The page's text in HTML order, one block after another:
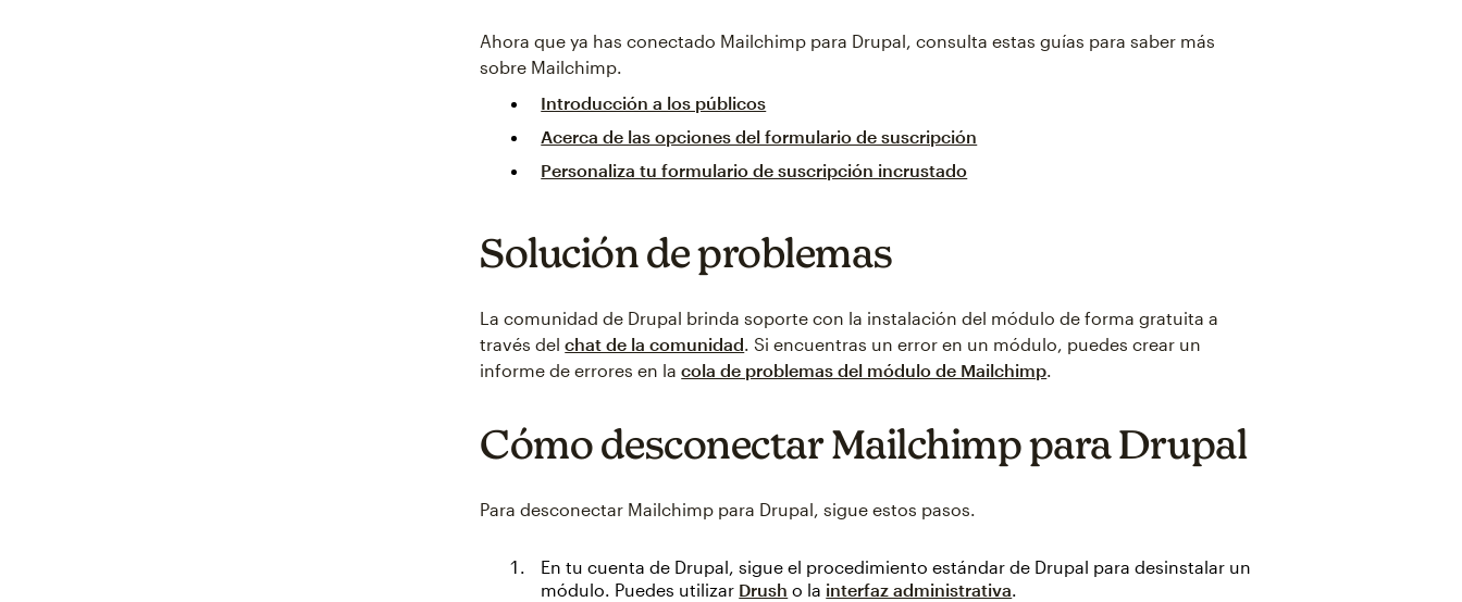
Ahora que ya has conectado Mailchimp para Drupal, consulta estas guías para saber más
sobre Mailchimp.
Introducción a los públicos
Acerca de las opciones del formulario de suscripción
Personaliza tu formulario de suscripción incrustado
Solución de problemas
La comunidad de Drupal brinda soporte con la instalación del módulo de forma gratuita a
través delchat de la comunidad . Si encuentras un error en un módulo, puedes crear un
informe de errores en lacola de problemas del módulo de Mailchimp
Cómo desconectar Mailchimp para Drupal
Para desconectar Mailchimp para Drupal, sigue estos pasos.
En tu cuenta de Drupal, sigue el procedimiento estándar de Drupal para desinstalar un
módulo. Puedes utilizar Drush o la interfaz administrativa